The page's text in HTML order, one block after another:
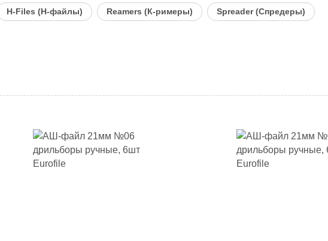
H-Files (Н-файлы) Reamers (К-римеры) Spreader (Спредеры)